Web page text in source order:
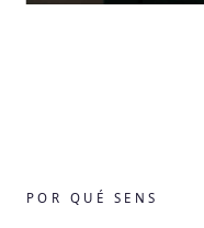
POR QUÉ SENS